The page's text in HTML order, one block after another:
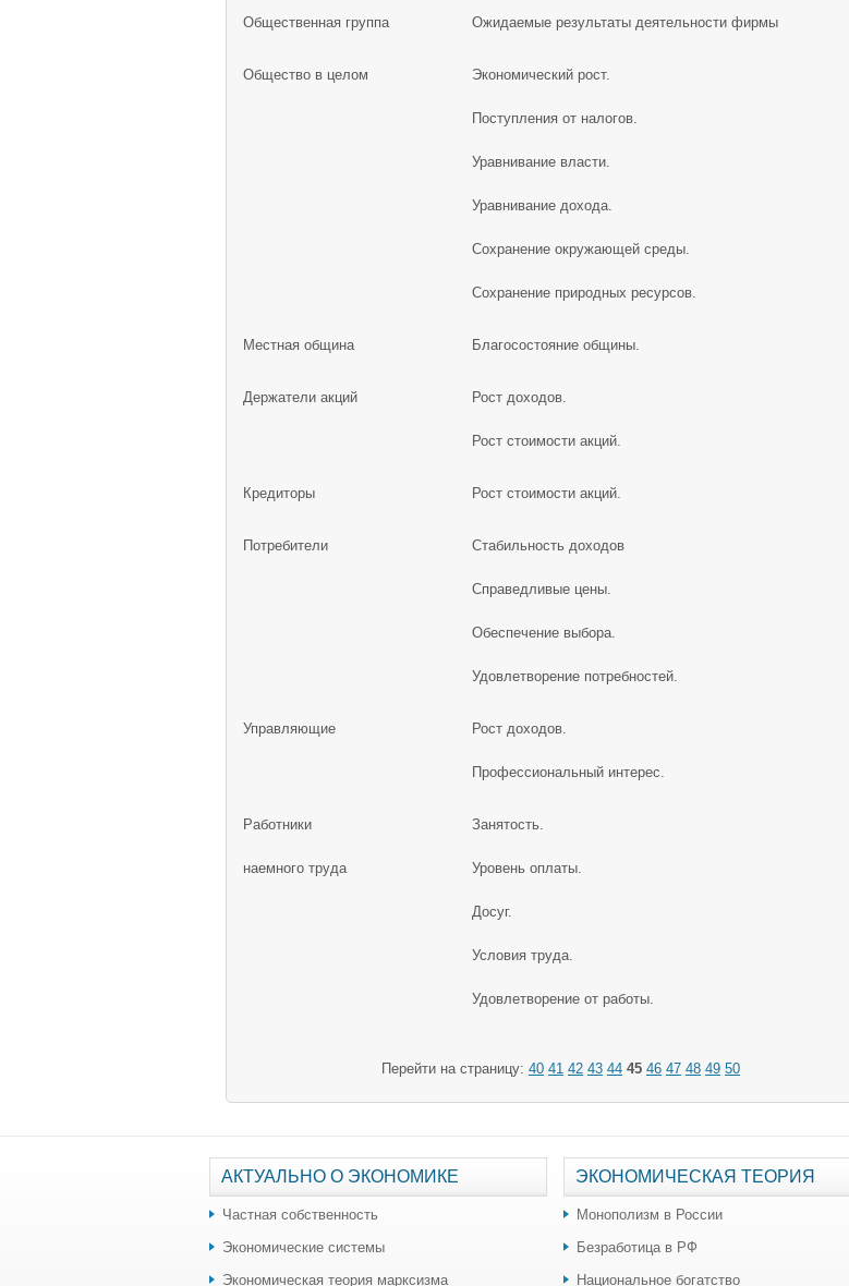
Общественная группа Ожидаемые результаты деятельности фирмы
Общество в целом Экономический рост.
Поступления от налогов.
Уравнивание власти.
Уравнивание дохода.
Сохранение окружающей среды.
Сохранение природных ресурсов.
Местная община Благосостояние общины.
Держатели акций Рост доходов.
Рост стоимости акций.
Кредиторы Рост стоимости акций.
Потребители Стабильность доходов
Справедливые цены.
Обеспечение выбора.
Удовлетворение потребностей.
Управляющие Рост доходов.
Профессиональный интерес.
Работники
наемного труда
Занятость.
Уровень оплаты.
Досуг.
Условия труда.
Удовлетворение от работы.
Перейти на страницу: 40 41 42 43 44 45 46 47 48 49 50
АКТУАЛЬНО О ЭКОНОМИКЕ
Частная собственность
Экономические системы
Экономическая теория марксизма
ЭКОНОМИЧЕСКАЯ ТЕОРИЯ
Монополизм в России
Безработица в РФ
Национальное богатство